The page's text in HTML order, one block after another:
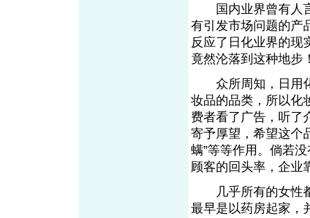
国内业界曾有人言
有引发市场问题的产
反应了日化业界的现
竟然沦落到这种地步
众所周知，日用化
妆品的品类，所以化
费者看了广告，听了
寄予厚望，希望这个
螨”等等作用。倘若
顾客的回头率，企业
几乎所有的女性都
最早是以药房起家，